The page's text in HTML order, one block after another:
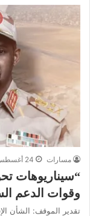
مسارات 24 أغسطس، 2023
“سيناريوهات
وقوات الدعم
تقدير الموقف: الشأن